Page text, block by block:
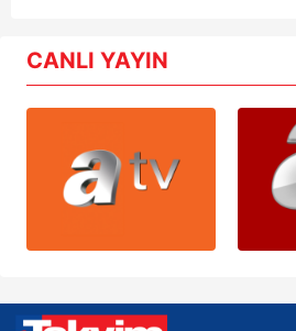
CANLI YAYIN